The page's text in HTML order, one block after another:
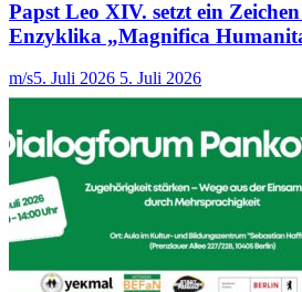
Papst Leo XIV. setzt ein
Enzyklika „Magnifica
m/s5. Juli 2026 5. Juli 2026